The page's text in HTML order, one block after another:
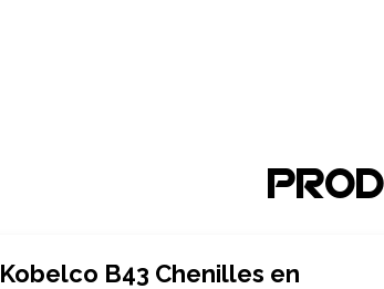
Kobelco B43 Chenilles en